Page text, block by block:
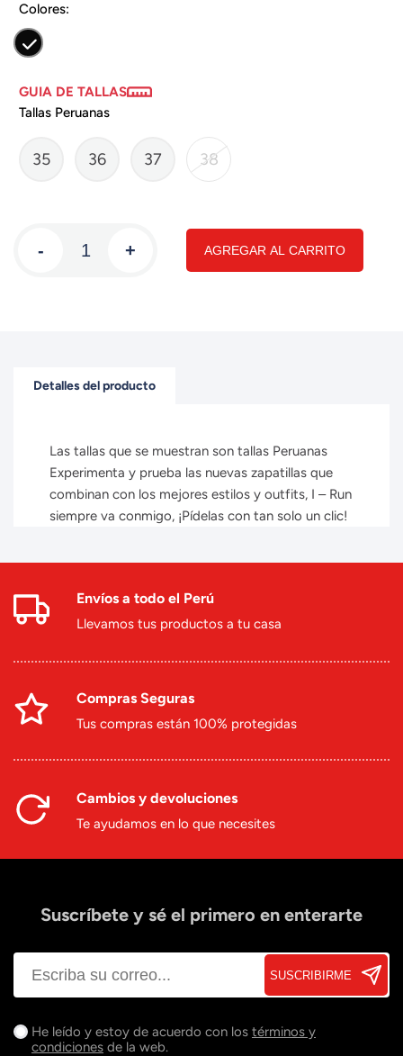
Colores:
GUIA DE TALLAS
Tallas Peruanas
35 36 37 38
- + AGREGAR AL CARRITO
Detalles del producto
Las tallas que se muestran son tallas Peruanas
Experimenta y prueba las nuevas zapatillas que
combinan con los mejores estilos y outfits, I – Run
siempre va conmigo, ¡Pídelas con tan solo un clic!
Envíos a todo el Perú
Llevamos tus productos a tu casa
Compras Seguras
Tus compras están 100% protegidas
Cambios y devoluciones
Te ayudamos en lo que necesites
Suscríbete y sé el primero en enterarte
SUSCRIBIRME
He leído y estoy de acuerdo con los términos y
condiciones de la web.